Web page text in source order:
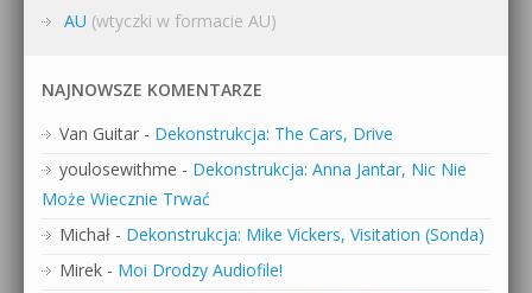
AU (wtyczki w formacie AU)
NAJNOWSZE KOMENTARZE
Van Guitar - Dekonstrukcja: The Cars, Drive
youlosewithme - Dekonstrukcja: Anna Jantar, Nic Nie
Może Wiecznie Trwać
Michał - Dekonstrukcja: Mike Vickers, Visitation (Sonda)
Mirek - Moi Drodzy Audiofile!